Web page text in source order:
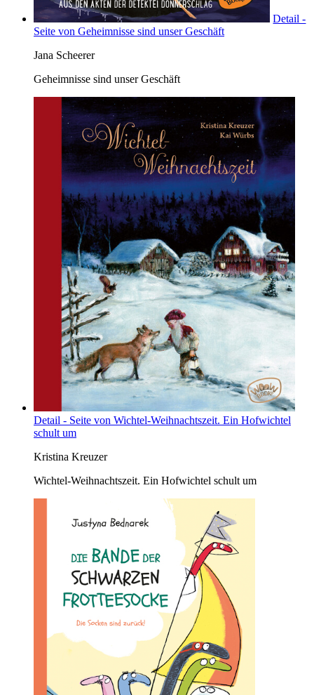
Detail -
Seite von Geheimnisse sind unser Geschäft
Jana Scheerer
Geheimnisse sind unser Geschäft
Detail - Seite von Wichtel-Weihnachtszeit. Ein Hofwichtel
schult um
Kristina Kreuzer
Wichtel-Weihnachtszeit. Ein Hofwichtel schult um